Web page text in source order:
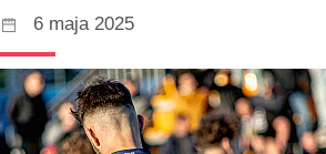
6 maja 2025